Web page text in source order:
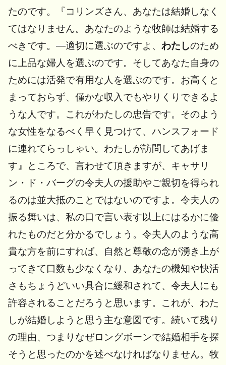
たのです。『コリンズさん、あなたは結婚しなく
てはなりません。あなたのような牧師は結婚する
べきです。―適切に選ぶのですよ、 わたしのため
に上品な婦人を選ぶのです。そしてあなた自身の
ためには活発で有用な人を選ぶのです。お高くと
まっておらず、僅かな収入でもやりくりできるよ
うな人です。これがわたしの忠告です。そのよう
な女性をなるべく早く見つけて、ハンスフォード
に連れてらっしゃい。わたしが訪問してあげま
す』ところで、言わせて頂きますが、キャサリ
ン・ド・バーグの令夫人の援助やご親切を得られ
るのは並大抵のことではないのですよ。令夫人の
振る舞いは、私の口で言い表す以上にはるかに優
れたものだと分かるでしょう。令夫人のような高
貴な方を前にすれば、自然と尊敬の念が湧き上が
ってきて口数も少なくなり、あなたの機知や快活
さもちょうどいい具合に緩和されて、令夫人にも
許容されることだろうと思います。これが、わた
しが結婚しようと思う主な意図です。続いて残り
の理由、つまりなぜロングボーンで結婚相手を探
そうと思ったのかを述べなければなりません。牧